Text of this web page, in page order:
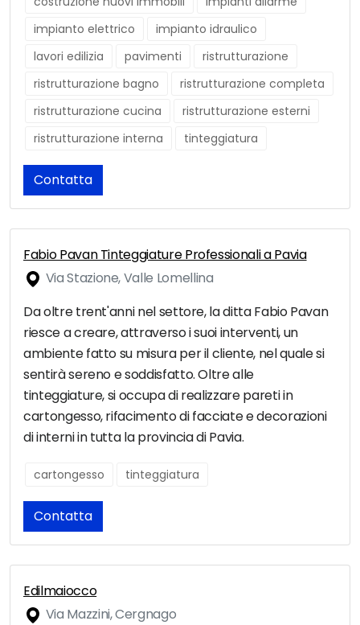
impianto elettrico
impianto idraulico
lavori edilizia
pavimenti
ristrutturazione
ristrutturazione bagno
ristrutturazione completa
ristrutturazione cucina
ristrutturazione esterni
ristrutturazione interna
tinteggiatura
Contatta
Fabio Pavan Tinteggiature Professionali a Pavia
Via Stazione, Valle Lomellina
Da oltre trent'anni nel settore, la ditta Fabio Pavan
riesce a creare, attraverso i suoi interventi, un
ambiente fatto su misura per il cliente, nel quale si
sentirà sereno e soddisfatto. Oltre alle
tinteggiature, si occupa di realizzare pareti in
cartongesso, rifacimento di facciate e decorazioni
di interni in tutta la provincia di Pavia.
cartongesso tinteggiatura
Contatta
Edilmaiocco
Via Mazzini, Cergnago